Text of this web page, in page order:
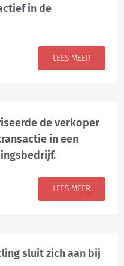
in de
LEES MEER
de verkoper
in een
LEES MEER
sluit zich aan bij